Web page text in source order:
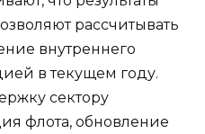
рассчитывать
внутреннего
в текущем году.
сектору
флота, обновление